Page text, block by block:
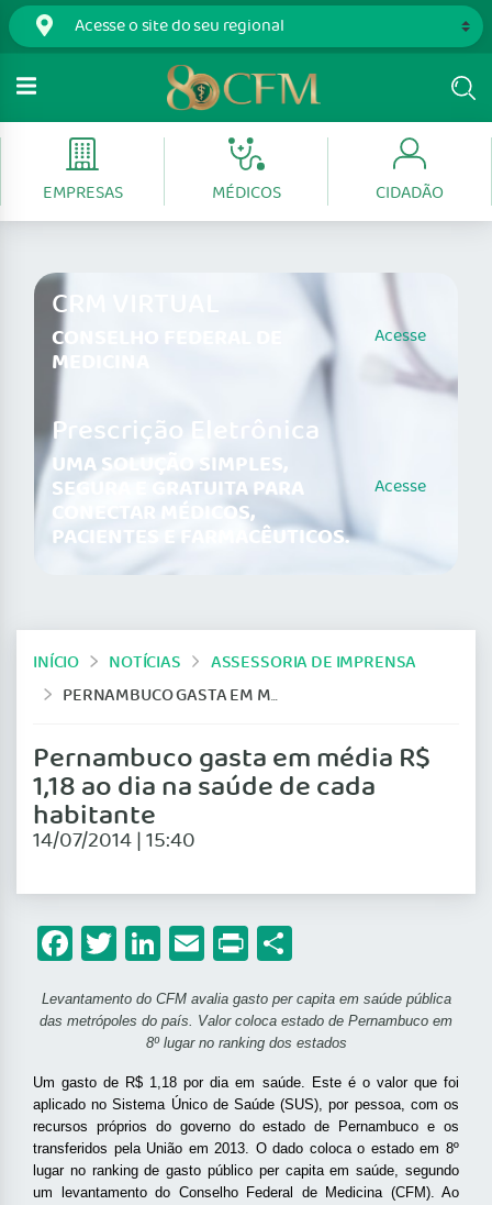
EMPRESAS MÉDICOS CIDADÃO
CRM VIRTUAL
CONSELHO FEDERAL DE
MEDICINA
Acesse
Prescrição Eletrônica
UMA SOLUÇÃO SIMPLES,
SEGURA E GRATUITA PARA
CONECTAR MÉDICOS,
PACIENTES E FARMACÊUTICOS.
Acesse
INÍCIO NOTÍCIAS
ASSESSORIA DE IMPRENSA
PERNAMBUCO GASTA EM MÉDIA R$ 1,18 AO DIA NA SAÚDE DE CADA HABITANTE
Pernambuco gasta em média R$
1,18 ao dia na saúde de cada
habitante
14/07/2014 | 15:40
Facebook
Twitter
LinkedIn
Email
Print
Levantamento do CFM avalia gasto per capita em saúde pública
das metrópoles do país. Valor coloca estado de Pernambuco em
8º lugar no ranking dos estados
Um gasto de R$ 1,18 por dia em saúde. Este é o valor que foi
aplicado no Sistema Único de Saúde (SUS), por pessoa, com os
recursos próprios do governo do estado de Pernambuco e os
transferidos pela União em 2013. O dado coloca o estado em 8º
lugar no ranking de gasto público per capita em saúde, segundo
um levantamento do Conselho Federal de Medicina (CFM). Ao